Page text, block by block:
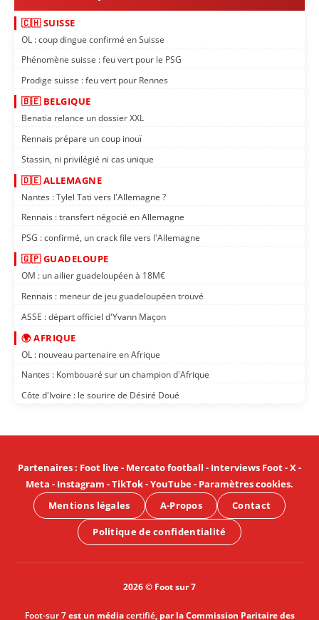
🇨🇭 SUISSE
OL : coup dingue confirmé en Suisse
Phénomène suisse : feu vert pour le PSG
Prodige suisse : feu vert pour Rennes
🇧🇪 BELGIQUE
Benatia relance un dossier XXL
Rennais prépare un coup inouï
Stassin, ni privilégié ni cas unique
🇩🇪 ALLEMAGNE
Nantes : Tylel Tati vers l'Allemagne ?
Rennais : transfert négocié en Allemagne
PSG : confirmé, un crack file vers l'Allemagne
🇬🇵 GUADELOUPE
OM : un ailier guadeloupéen à 18M€
Rennais : meneur de jeu guadeloupéen trouvé
ASSE : départ officiel d'Yvann Maçon
🌍 AFRIQUE
OL : nouveau partenaire en Afrique
Nantes : Kombouaré sur un champion d'Afrique
Côte d'Ivoire : le sourire de Désiré Doué
Partenaires: Foot live- Mercato football - Interviews Foot-X-
Meta - Instagram -TikTok-YouTube- Paramètres cookies.
Mentions légales
A-Propos Contact
Politique de confidentialité
2026 © Foot sur 7
Foot-sur 7est un médiacertifié, par la Commission Paritaire des